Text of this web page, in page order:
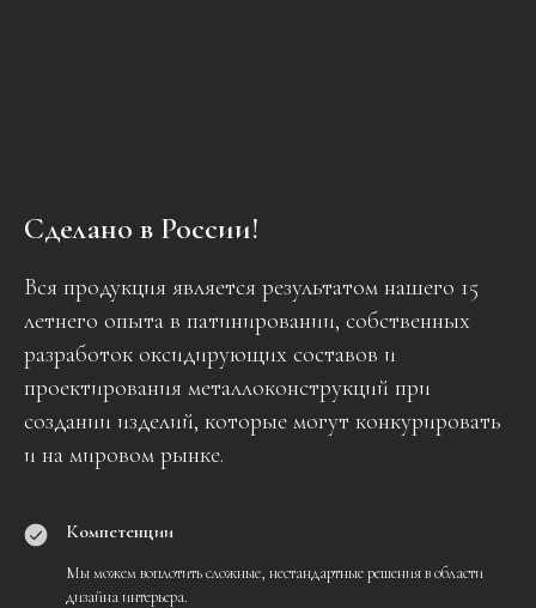
Сделано в России!
Вся продукция является результатом нашего 15
летнего опыта в патинировании, собственных
разработок оксидирующих составов и
проектирования металлоконструкций при
создании изделий, которые могут конкурировать
и на мировом рынке.
Компетенции
Мы можем воплотить сложные, нестандартные решения в области
дизайна интерьера.